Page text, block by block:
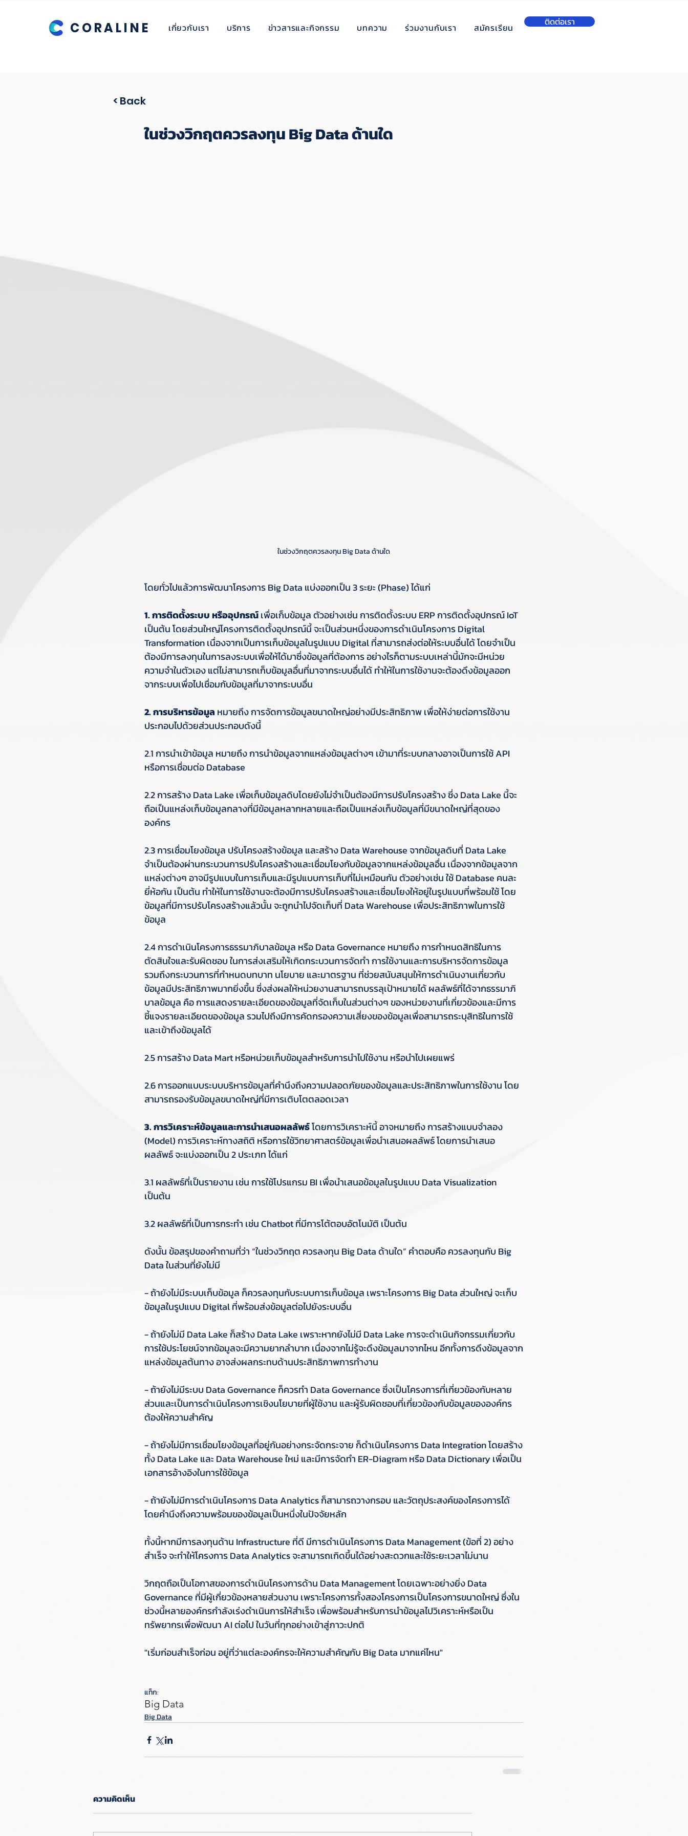
CORALINE เกี่ยวกับเรา บริการ ข่าวสารและกิจกรรม บทความ ร่วมงานกับเรา สมัครเรียน ติดต่อเรา
< Back
ในช่วงวิกฤตควรลงทุน Big Data ด้านใด
ในช่วงวิกฤตควรลงทุน Big Data ด้านใด
โดยทั่วไปแล้วการพัฒนาโครงการ Big Data แบ่งออกเป็น 3 ระยะ (Phase) ได้แก่
1. การติดตั้งระบบ หรืออุปกรณ์ เพื่อเก็บข้อมูล ตัวอย่างเช่น การติดตั้งระบบ ERP การติดตั้งอุปกรณ์ IoT
เป็นต้น โดยส่วนใหญ่โครงการติดตั้งอุปกรณ์นี้ จะเป็นส่วนหนึ่งของการดำเนินโครงการ Digital
Transformation เนื่องจากเป็นการเก็บข้อมูลในรูปแบบ Digital ที่สามารถส่งต่อให้ระบบอื่นได้ โดยจำเป็น
ต้องมีการลงทุนในการลงระบบเพื่อให้ได้มาซึ่งข้อมูลที่ต้องการ อย่างไรก็ตามระบบเหล่านี้มักจะมีหน่วย
ความจำในตัวเอง แต่ไม่สามารถเก็บข้อมูลอื่นที่มาจากระบบอื่นได้ ทำให้ในการใช้งานจะต้องดึงข้อมูลออก
จากระบบเพื่อไปเชื่อมกับข้อมูลที่มาจากระบบอื่น
2. การบริหารข้อมูล หมายถึง การจัดการข้อมูลขนาดใหญ่อย่างมีประสิทธิภาพ เพื่อให้ง่ายต่อการใช้งาน
ประกอบไปด้วยส่วนประกอบดังนี้
2.1 การนำเข้าข้อมูล หมายถึง การนำข้อมูลจากแหล่งข้อมูลต่างๆ เข้ามาที่ระบบกลางอาจเป็นการใช้ API
หรือการเชื่อมต่อ Database
2.2 การสร้าง Data Lake เพื่อเก็บข้อมูลดิบโดยยังไม่จำเป็นต้องมีการปรับโครงสร้าง ซึ่ง Data Lake นี้จะ
ถือเป็นแหล่งเก็บข้อมูลกลางที่มีข้อมูลหลากหลายและถือเป็นแหล่งเก็บข้อมูลที่มีขนาดใหญ่ที่สุดของ
องค์กร
2.3 การเชื่อมโยงข้อมูล ปรับโครงสร้างข้อมูล และสร้าง Data Warehouse จากข้อมูลดิบที่ Data Lake
จำเป็นต้องผ่านกระบวนการปรับโครงสร้างและเชื่อมโยงกับข้อมูลจากแหล่งข้อมูลอื่น เนื่องจากข้อมูลจาก
แหล่งต่างๆ อาจมีรูปแบบในการเก็บและมีรูปแบบการเก็บที่ไม่เหมือนกัน ตัวอย่างเช่น ใช้ Database คนละ
ยี่ห้อกัน เป็นต้น ทำให้ในการใช้งานจะต้องมีการปรับโครงสร้างและเชื่อมโยงให้อยู่ในรูปแบบที่พร้อมใช้ โดย
ข้อมูลที่มีการปรับโครงสร้างแล้วนั้น จะถูกนำไปจัดเก็บที่ Data Warehouse เพื่อประสิทธิภาพในการใช้
ข้อมูล
2.4 การดำเนินโครงการธรรมาภิบาลข้อมูล หรือ Data Governance หมายถึง การกำหนดสิทธิในการ
ตัดสินใจและรับผิดชอบ ในการส่งเสริมให้เกิดกระบวนการจัดทำ การใช้งานและการบริหารจัดการข้อมูล
รวมถึงกระบวนการที่กำหนดบทบาท นโยบาย และมาตรฐาน ที่ช่วยสนับสนุนให้การดำเนินงานเกี่ยวกับ
ข้อมูลมีประสิทธิภาพมากยิ่งขึ้น ซึ่งส่งผลให้หน่วยงานสามารถบรรลุเป้าหมายได้ ผลลัพธ์ที่ได้จากธรรมาภิ
บาลข้อมูล คือ การแสดงรายละเอียดของข้อมูลที่จัดเก็บในส่วนต่างๆ ของหน่วยงานที่เกี่ยวข้องและมีการ
ชี้แจงรายละเอียดของข้อมูล รวมไปถึงมีการคัดกรองความเสี่ยงของข้อมูลเพื่อสามารถระบุสิทธิในการใช้
และเข้าถึงข้อมูลได้
2.5 การสร้าง Data Mart หรือหน่วยเก็บข้อมูลสำหรับการนำไปใช้งาน หรือนำไปเผยแพร่
2.6 การออกแบบระบบบริหารข้อมูลที่คำนึงถึงความปลอดภัยของข้อมูลและประสิทธิภาพในการใช้งาน โดย
สามารถรองรับข้อมูลขนาดใหญ่ที่มีการเติบโตตลอดเวลา
3. การวิเคราะห์ข้อมูลและการนำเสนอผลลัพธ์ โดยการวิเคราะห์นี้ อาจหมายถึง การสร้างแบบจำลอง
(Model) การวิเคราะห์ทางสถิติ หรือการใช้วิทยาศาสตร์ข้อมูลเพื่อนำเสนอผลลัพธ์ โดยการนำเสนอ
ผลลัพธ์ จะแบ่งออกเป็น 2 ประเภท ได้แก่
3.1 ผลลัพธ์ที่เป็นรายงาน เช่น การใช้โปรแกรม BI เพื่อนำเสนอข้อมูลในรูปแบบ Data Visualization
เป็นต้น
3.2 ผลลัพธ์ที่เป็นการกระทำ เช่น Chatbot ที่มีการโต้ตอบอัตโนมัติ เป็นต้น
ดังนั้น ข้อสรุปของคำถามที่ว่า “ในช่วงวิกฤต ควรลงทุน Big Data ด้านใด” คำตอบคือ ควรลงทุนกับ Big
Data ในส่วนที่ยังไม่มี
- ถ้ายังไม่มีระบบเก็บข้อมูล ก็ควรลงทุนกับระบบการเก็บข้อมูล เพราะโครงการ Big Data ส่วนใหญ่ จะเก็บ
ข้อมูลในรูปแบบ Digital ที่พร้อมส่งข้อมูลต่อไปยังระบบอื่น
- ถ้ายังไม่มี Data Lake ก็สร้าง Data Lake เพราะหากยังไม่มี Data Lake การจะดำเนินกิจกรรมเกี่ยวกับ
การใช้ประโยชน์จากข้อมูลจะมีความยากลำบาก เนื่องจากไม่รู้จะดึงข้อมูลมาจากไหน อีกทั้งการดึงข้อมูลจาก
แหล่งข้อมูลต้นทาง อาจส่งผลกระทบด้านประสิทธิภาพการทำงาน
- ถ้ายังไม่มีระบบ Data Governance ก็ควรทำ Data Governance ซึ่งเป็นโครงการที่เกี่ยวข้องกับหลาย
ส่วนและเป็นการดำเนินโครงการเชิงนโยบายที่ผู้ใช้งาน และผู้รับผิดชอบที่เกี่ยวข้องกับข้อมูลขององค์กร
ต้องให้ความสำคัญ
- ถ้ายังไม่มีการเชื่อมโยงข้อมูลที่อยู่กันอย่างกระจัดกระจาย ก็ดำเนินโครงการ Data Integration โดยสร้าง
ทั้ง Data Lake และ Data Warehouse ใหม่ และมีการจัดทำ ER-Diagram หรือ Data Dictionary เพื่อเป็น
เอกสารอ้างอิงในการใช้ข้อมูล
- ถ้ายังไม่มีการดำเนินโครงการ Data Analytics ก็สามารถวางกรอบ และวัตถุประสงค์ของโครงการได้
โดยคำนึงถึงความพร้อมของข้อมูลเป็นหนึ่งในปัจจัยหลัก
ทั้งนี้หากมีการลงทุนด้าน Infrastructure ที่ดี มีการดำเนินโครงการ Data Management (ข้อที่ 2) อย่าง
สำเร็จ จะทำให้โครงการ Data Analytics จะสามารถเกิดขึ้นได้อย่างสะดวกและใช้ระยะเวลาไม่นาน
วิกฤตถือเป็นโอกาสของการดำเนินโครงการด้าน Data Management โดยเฉพาะอย่างยิ่ง Data
Governance ที่มีผู้เกี่ยวข้องหลายส่วนงาน เพราะโครงการทั้งสองโครงการเป็นโครงการขนาดใหญ่ ซึ่งใน
ช่วงนี้หลายองค์กรกำลังเร่งดำเนินการให้สำเร็จ เพื่อพร้อมสำหรับการนำข้อมูลไปวิเคราะห์หรือเป็น
ทรัพยากรเพื่อพัฒนา AI ต่อไป ในวันที่ทุกอย่างเข้าสู่ภาวะปกติ
"เริ่มก่อนสำเร็จก่อน อยู่ที่ว่าแต่ละองค์กรจะให้ความสำคัญกับ Big Data มากแค่ไหน"
แท็ก:
Big Data
Big Data
ความคิดเห็น